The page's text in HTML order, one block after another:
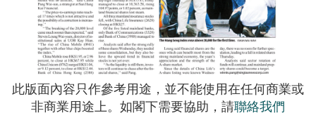
此版面內容只作參考用途，並不能使用在任何商業或
非商業用途上。如閣下需要協助，請聯絡我們